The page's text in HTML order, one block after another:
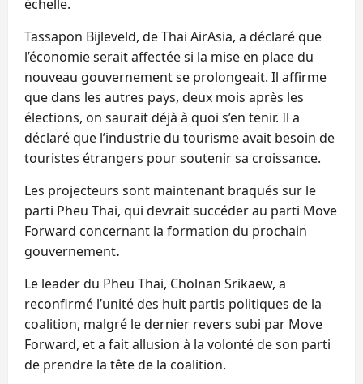
échelle.
Tassapon Bijleveld, de Thai AirAsia, a déclaré que
l’économie serait affectée si la mise en place du
nouveau gouvernement se prolongeait. Il affirme
que dans les autres pays, deux mois après les
élections, on saurait déjà à quoi s’en tenir. Il a
déclaré que l’industrie du tourisme avait besoin de
touristes étrangers pour soutenir sa croissance.
Les projecteurs sont maintenant braqués sur le
parti Pheu Thai, qui devrait succéder au parti Move
Forward concernant la formation du prochain
gouvernement.
Le leader du Pheu Thai, Cholnan Srikaew, a
reconfirmé l’unité des huit partis politiques de la
coalition, malgré le dernier revers subi par Move
Forward, et a fait allusion à la volonté de son parti
de prendre la tête de la coalition.